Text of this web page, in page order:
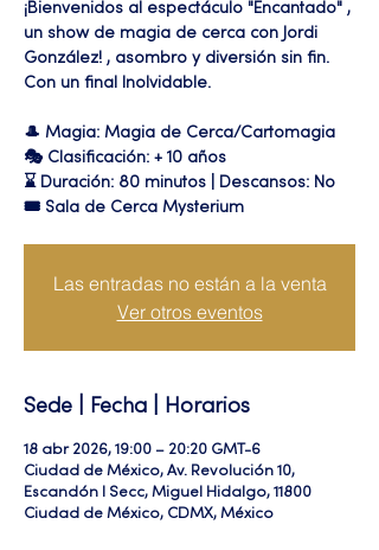
¡Bienvenidos al espectáculo "Encantado" ,
un show de magia de cerca con Jordi
González! , asombro y diversión sin fin.
Con un final Inolvidable.
🎩 Magia: Magia de Cerca/Cartomagia
🎭 Clasificación: + 10 años
⌛ Duración: 80 minutos | Descansos: No
🎟 Sala de Cerca Mysterium
Las entradas no están a la venta
Ver otros eventos
Sede | Fecha | Horarios
18 abr 2026, 19:00 – 20:20 GMT-6
Ciudad de México, Av. Revolución 10,
Escandón I Secc, Miguel Hidalgo, 11800
Ciudad de México, CDMX, México